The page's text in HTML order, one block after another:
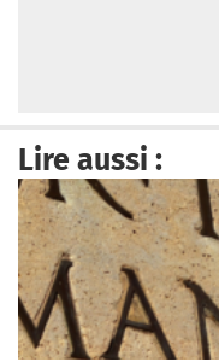
Lire aussi :